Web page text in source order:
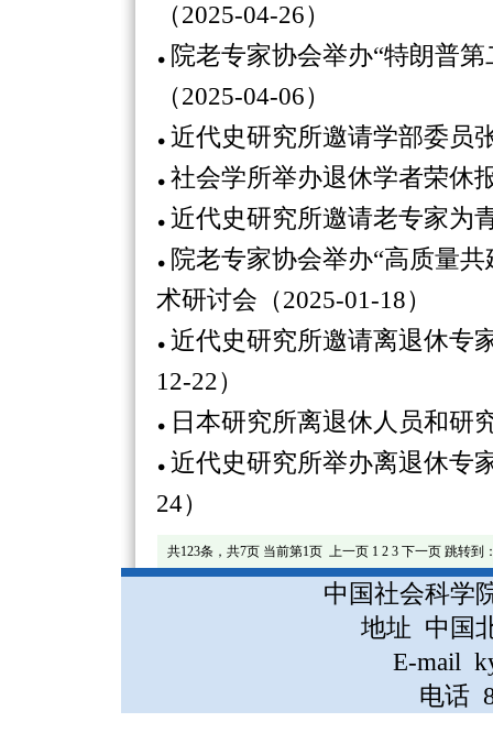
（2025-04-26）
院老专家协会举办“特朗普
（2025-04-06）
近代史研究所邀请学部委员
社会学所举办退休学者荣休
近代史研究所邀请老专家为
院老专家协会举办“高质量
术研讨会（2025-01-18）
近代史研究所邀请离退休专
12-22）
日本研究所离退休人员和研
近代史研究所举办离退休专
24）
共123条，共7页 当前第1页上一页 1 2 3 下一页 跳转到
中国社会科学
地址 中国
E-mail
电话